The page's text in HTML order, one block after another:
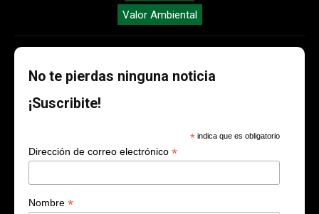
Valor Ambiental
No te pierdas ninguna noticia
¡Suscribite!
* indica que es obligatorio
Dirección de correo electrónico *
Nombre *